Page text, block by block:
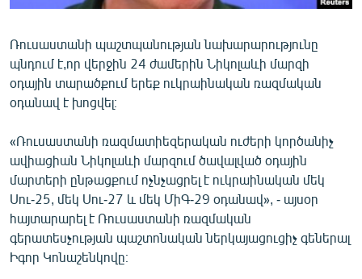
ԲԱՆԱՎԵՃ
ՁԳՏԵԼՈՎ ԼԱՎԱԳՈՒՅՆԻՆ
ՓՈԴՔԱՍԹ
Հայերեն
English
Русский
ՀԵՏԵՎԵՔ ՄԵԶ
Ռուսաստանի պաշտպանության նախարարությունը
պնդում է,որ վերջին 24 ժամերին Նիկոլաևի մարզի
օդային տարածքում երեք ուկրաինական ռազմական
օդանավ է խոցվել։
«Ռուսաստանի ռազմատիեզերական ուժերի կործանիչ
ավիացիան Նիկոլաևի մարզում ծավալված օդային
մարտերի ընթացքում ոչնչացրել է ուկրաինական մեկ
Սու-25, մեկ Սու-27 և մեկ ՄիԳ-29 օդանավ», - այսօր
հայտարարել է Ռուսաստանի ռազմական
գերատեսչության պաշտոնական ներկայացուցիչ գեներալ
Իգոր Կոնաշենկովը։